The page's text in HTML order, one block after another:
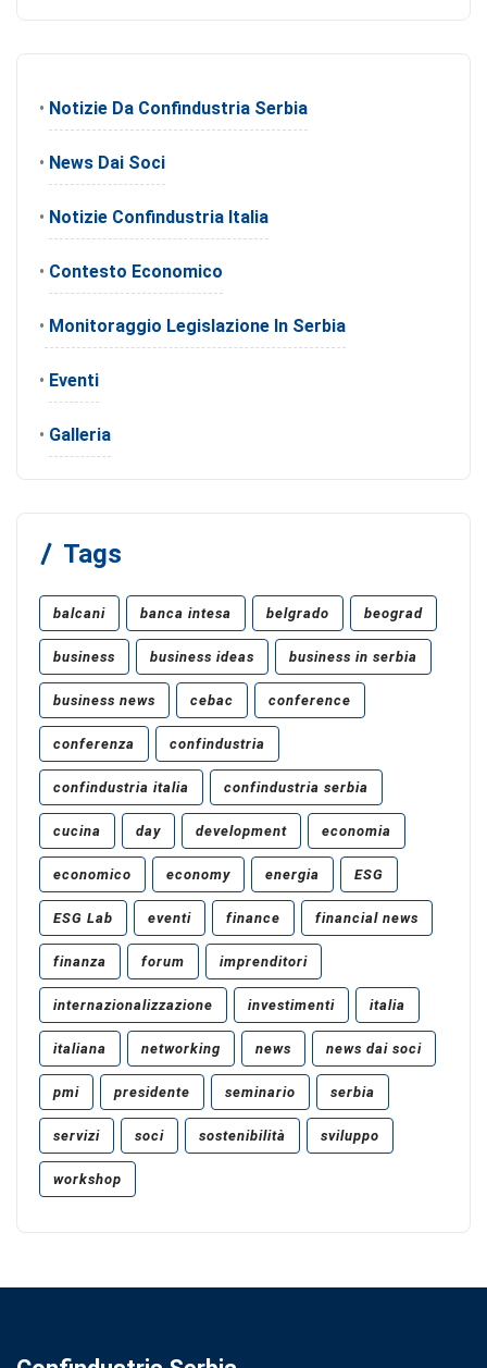
• Notizie Da Confindustria Serbia
• News Dai Soci
• Notizie Confindustria Italia
• Contesto Economico
• Monitoraggio Legislazione In Serbia
• Eventi
• Galleria
Tags
balcani banca intesa belgrado beograd
business business ideas business in serbia
business news cebac conference
conferenza confindustria
confindustria italia confindustria serbia
cucina day development economia
economico economy energia ESG
ESG Lab eventi finance financial news
finanza forum imprenditori
internazionalizzazione investimenti italia
italiana networking news news dai soci
pmi presidente seminario serbia
servizi soci sostenibilità sviluppo
workshop